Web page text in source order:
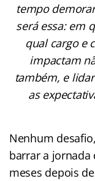
tempo
será essa: em
qual cargo e
impactam
também, e
as
Nenhum
barrar a jornada
meses depois